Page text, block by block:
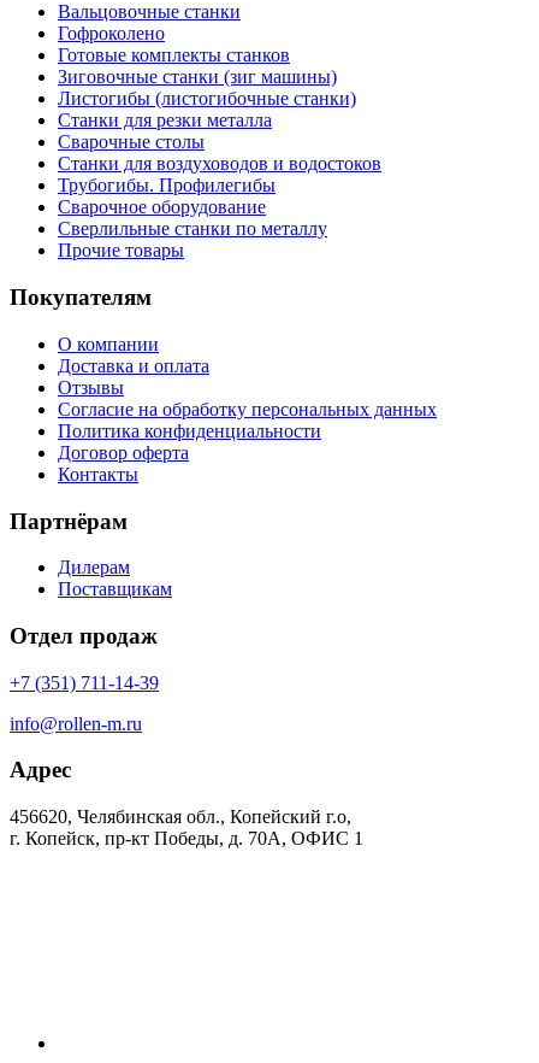
Вальцовочные станки
Гофроколено
Готовые комплекты станков
Зиговочные станки (зиг машины)
Листогибы (листогибочные станки)
Станки для резки металла
Сварочные столы
Станки для воздуховодов и водостоков
Трубогибы. Профилегибы
Сварочное оборудование
Сверлильные станки по металлу
Прочие товары
Покупателям
О компании
Доставка и оплата
Отзывы
Согласие на обработку персональных данных
Политика конфиденциальности
Договор оферта
Контакты
Партнёрам
Дилерам
Поставщикам
Отдел продаж
+7 (351) 711-14-39
info@rollen-m.ru
Адрес
456620, Челябинская обл., Копейский г.о,
г. Копейск, пр-кт Победы, д. 70А, ОФИС 1